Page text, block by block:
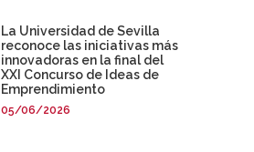
La Universidad de Sevilla
reconoce las iniciativas más
innovadoras en la final del
XXI Concurso de Ideas de
Emprendimiento
05/06/2026